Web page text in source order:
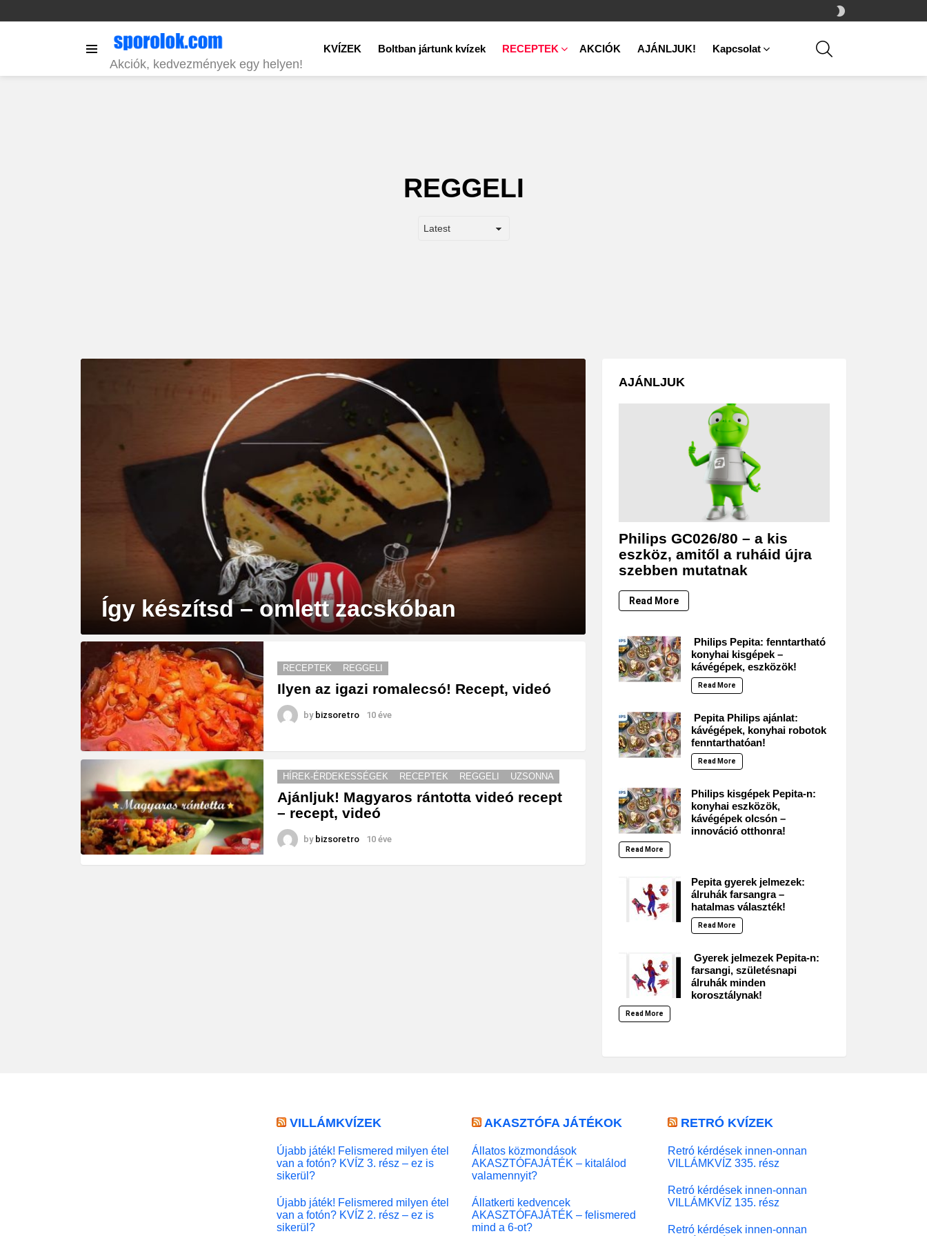
SKIN
Akciók, kedvezmények egy helyen!
KVÍZEK Boltban jártunk kvízek RECEPTEK AKCIÓK AJÁNLJUK! Kapcsolat
REGGELI
Így készítsd – omlett zacskóban
MORE
STORIES
RECEPTEK REGGELI
Ilyen az igazi romalecsó! Recept, videó
by bizsoretro 10 éve
HÍREK-ÉRDEKESSÉGEK RECEPTEK REGGELI UZSONNA
Ajánljuk! Magyaros rántotta videó recept
– recept, videó
by bizsoretro 10 éve
AJÁNLJUK
Philips GC026/80 – a kis
eszköz, amitől a ruháid újra
szebben mutatnak
Read More
Philips Pepita: fenntartható
konyhai kisgépek –
kávégépek, eszközök!
Read More
Pepita Philips ajánlat:
kávégépek, konyhai robotok
fenntarthatóan!
Read More
Philips kisgépek Pepita-n:
konyhai eszközök,
kávégépek olcsón –
innováció otthonra!
Read More
Pepita gyerek jelmezek:
álruhák farsangra –
hatalmas választék!
Read More
Gyerek jelmezek Pepita-n:
farsangi, születésnapi
álruhák minden
korosztálynak!
Read More
VILLÁMKVÍZEK
Újabb játék! Felismered milyen étel
van a fotón? KVÍZ 3. rész – ez is
sikerül?
Újabb játék! Felismered milyen étel
van a fotón? KVÍZ 2. rész – ez is
sikerül?
AKASZTÓFA JÁTÉKOK
Állatos közmondások
AKASZTÓFAJÁTÉK – kitalálod
valamennyit?
Állatkerti kedvencek
AKASZTÓFAJÁTÉK – felismered
mind a 6-ot?
RETRÓ KVÍZEK
Retró kérdések innen-onnan
VILLÁMKVÍZ 335. rész
Retró kérdések innen-onnan
VILLÁMKVÍZ 135. rész
Retró kérdések innen-onnan